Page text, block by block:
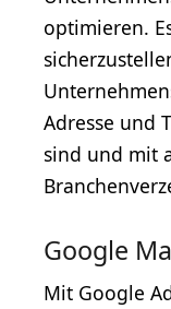
optimieren.
Adresse und
sind und mit
Google
Mit Google